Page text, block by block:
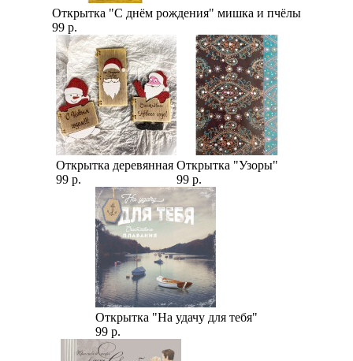
Открытка "С днём рождения" мишка и пчёлы
99 р.
Открытка деревянная
99 р.
Открытка "Узоры"
99 р.
Открытка "На удачу для тебя"
99 р.